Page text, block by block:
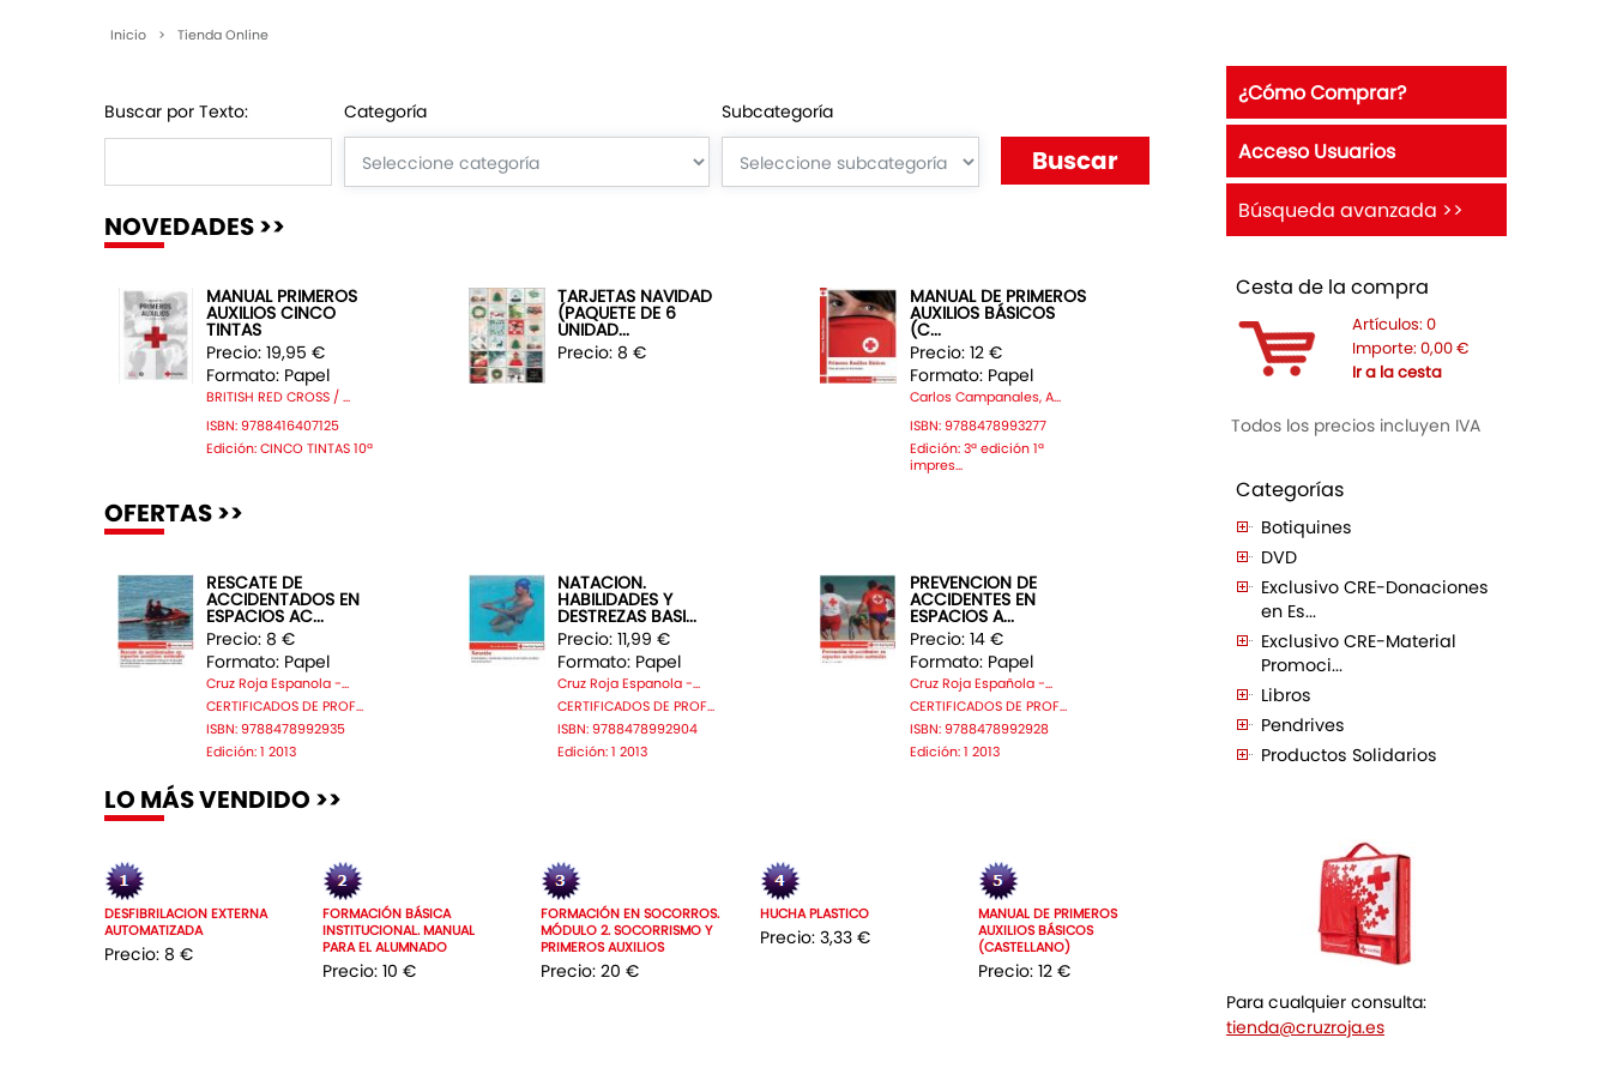
Inicio > Tienda Online
Buscar por Texto: Categoría Subcategoría
NOVEDADES >>
MANUAL PRIMEROS
AUXILIOS CINCO
TINTAS
Precio: 19,95 €
Formato: Papel
BRITISH RED CROSS / ...
ISBN: 9788416407125
Edición: CINCO TINTAS 10ª
TARJETAS NAVIDAD
(PAQUETE DE 6
UNIDAD...
Precio: 8 €
MANUAL DE PRIMEROS
AUXILIOS BÁSICOS
(C...
Precio: 12 €
Formato: Papel
Carlos Campanales, A...
ISBN: 9788478993277
Edición: 3ª edición 1ª
impres...
OFERTAS >>
RESCATE DE
ACCIDENTADOS EN
ESPACIOS AC...
Precio: 8 €
Formato: Papel
Cruz Roja Espanola -...
CERTIFICADOS DE PROF...
ISBN: 9788478992935
Edición: 1 2013
NATACION.
HABILIDADES Y
DESTREZAS BASI...
Precio: 11,99 €
Formato: Papel
Cruz Roja Espanola -...
CERTIFICADOS DE PROF...
ISBN: 9788478992904
Edición: 1 2013
PREVENCION DE
ACCIDENTES EN
ESPACIOS A...
Precio: 14 €
Formato: Papel
Cruz Roja Española -...
CERTIFICADOS DE PROF...
ISBN: 9788478992928
Edición: 1 2013
LO MÁS VENDIDO >>
DESFIBRILACION EXTERNA
AUTOMATIZADA
Precio: 8 €
FORMACIÓN BÁSICA
INSTITUCIONAL. MANUAL
PARA EL ALUMNADO
Precio: 10 €
FORMACIÓN EN SOCORROS.
MÓDULO 2. SOCORRISMO Y
PRIMEROS AUXILIOS
Precio: 20 €
HUCHA PLASTICO
Precio: 3,33 €
MANUAL DE PRIMEROS
AUXILIOS BÁSICOS
(CASTELLANO)
Precio: 12 €
¿Cómo Comprar?
Acceso Usuarios
Búsqueda avanzada >>
Cesta de la compra
Artículos: 0
Importe: 0,00 €
Ir a la cesta
Todos los precios incluyen IVA
Categorías
Botiquines
DVD
Exclusivo CRE-Donaciones
en Es...
Exclusivo CRE-Material
Promoci...
Libros
Pendrives
Productos Solidarios
Para cualquier consulta:
tienda@cruzroja.es